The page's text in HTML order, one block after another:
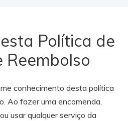
Política de
Reembolso
conhecimento desta política
Ao fazer uma encomenda,
usar qualquer serviço da